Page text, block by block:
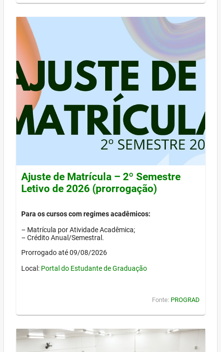
Ajuste de Matrícula – 2º Semestre
Letivo de 2026 (prorrogação)
Para os cursos com regimes acadêmicos:
– Matrícula por Atividade Acadêmica;
– Crédito Anual/Semestral.
Prorrogado até 09/08/2026
Local: Portal do Estudante de Graduação
Fonte: PROGRAD